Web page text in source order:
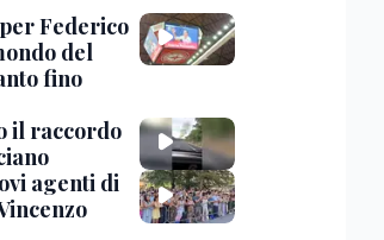
Federico
del
fino
il raccordo
agenti di